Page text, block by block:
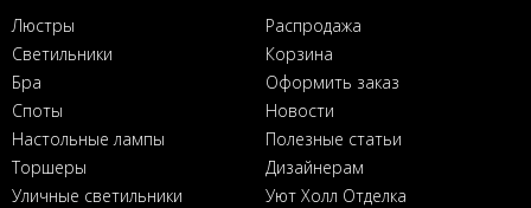
Люстры
Светильники
Бра
Споты
Настольные лампы
Торшеры
Уличные светильники
Распродажа
Корзина
Оформить заказ
Новости
Полезные статьи
Дизайнерам
Уют Холл Отделка